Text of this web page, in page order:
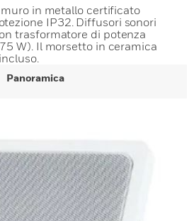
in metallo certificato
IP32. Diffusori sonori
trasformatore di potenza
W). Il morsetto in ceramica
Panoramica